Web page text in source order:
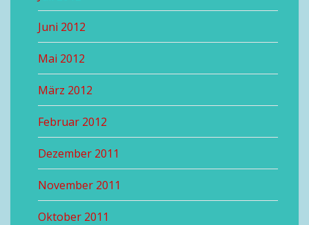
Juni 2012
Mai 2012
März 2012
Februar 2012
Dezember 2011
November 2011
Oktober 2011